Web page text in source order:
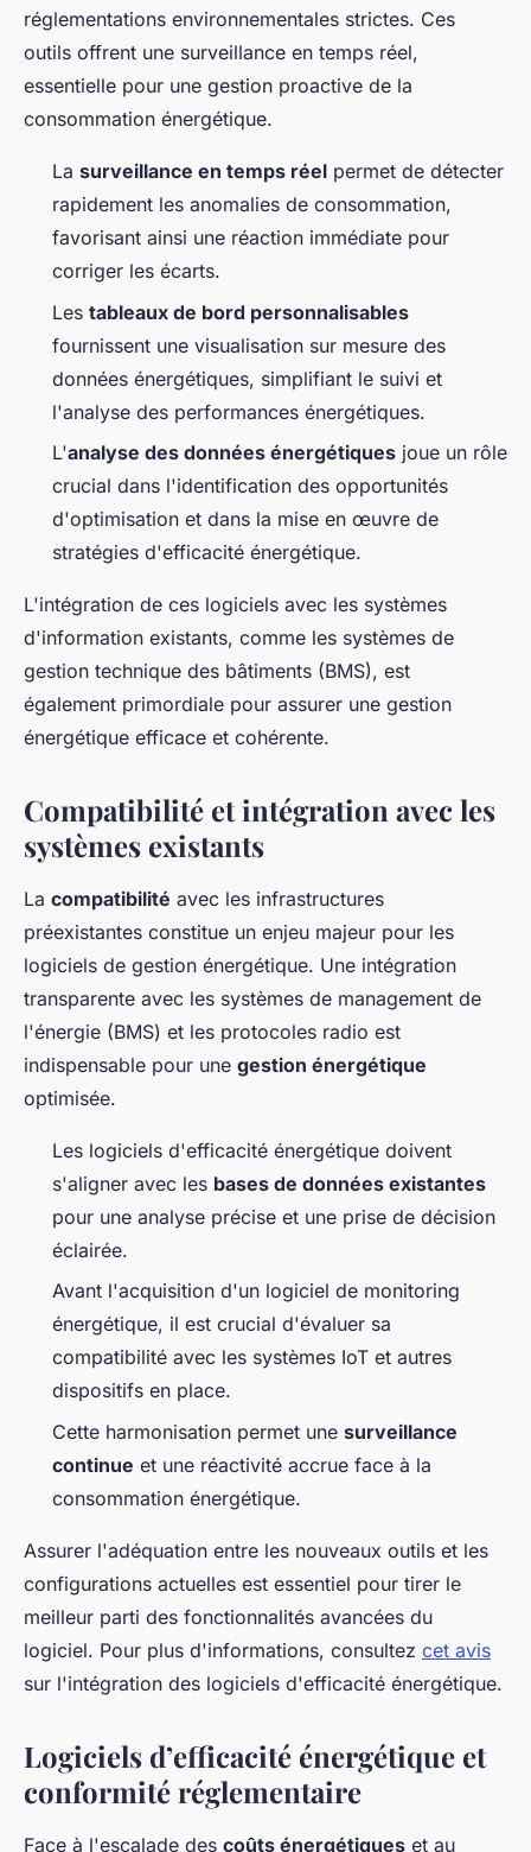
réglementations environnementales strictes. Ces
outils offrent une surveillance en temps réel,
essentielle pour une gestion proactive de la
consommation énergétique.
La surveillance en temps réel permet de détecter
rapidement les anomalies de consommation,
favorisant ainsi une réaction immédiate pour
corriger les écarts.
Les tableaux de bord personnalisables
fournissent une visualisation sur mesure des
données énergétiques, simplifiant le suivi et
l'analyse des performances énergétiques.
L'analyse des données énergétiques joue un rôle
crucial dans l'identification des opportunités
d'optimisation et dans la mise en œuvre de
stratégies d'efficacité énergétique.
L'intégration de ces logiciels avec les systèmes
d'information existants, comme les systèmes de
gestion technique des bâtiments (BMS), est
également primordiale pour assurer une gestion
énergétique efficace et cohérente.
Compatibilité et intégration avec les
systèmes existants
La compatibilité avec les infrastructures
préexistantes constitue un enjeu majeur pour les
logiciels de gestion énergétique. Une intégration
transparente avec les systèmes de management de
l'énergie (BMS) et les protocoles radio est
indispensable pour une gestion énergétique
optimisée.
Les logiciels d'efficacité énergétique doivent
s'aligner avec les bases de données existantes
pour une analyse précise et une prise de décision
éclairée.
Avant l'acquisition d'un logiciel de monitoring
énergétique, il est crucial d'évaluer sa
compatibilité avec les systèmes IoT et autres
dispositifs en place.
Cette harmonisation permet une surveillance
continue et une réactivité accrue face à la
consommation énergétique.
Assurer l'adéquation entre les nouveaux outils et les
configurations actuelles est essentiel pour tirer le
meilleur parti des fonctionnalités avancées du
logiciel. Pour plus d'informations, consultez cet avis
sur l'intégration des logiciels d'efficacité énergétique.
Logiciels d’efficacité énergétique et
conformité réglementaire
Face à l'escalade des coûts énergétiques et au